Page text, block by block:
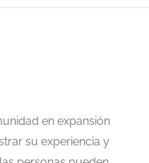
en expansión
su experiencia y